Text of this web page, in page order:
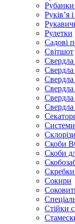
Рубанки
Руківʼя
Рулетки
Садові
Світшот
Свердла
Свердла
Свердла
Свердла
Системи
Склорізи
Скоби
Скоби
Скребки
Сокири
Стійки